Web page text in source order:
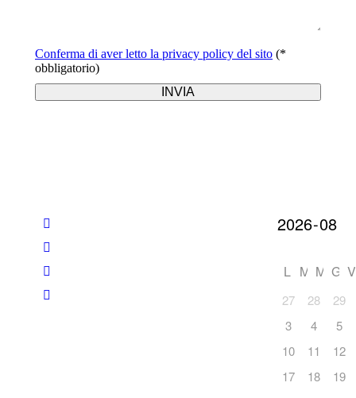
Conferma di aver letto la privacy policy del sito (*
obbligatorio)
L M M G V
27 28
29
3
4
5
10
11
12
17
18
19